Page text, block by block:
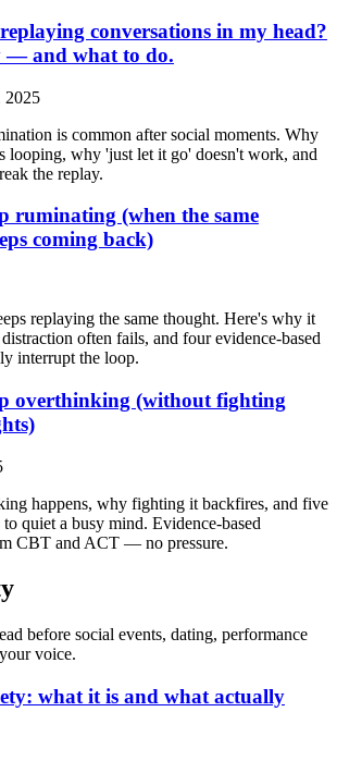
conversations in my head?
— and what to do.
2025
is common after social moments. Why
looping, why 'just let it go' doesn't work, and
the replay.
ruminating (when the same
coming back)
replaying the same thought. Here's why it
often fails, and four evidence-based
interrupt the loop.
overthinking (without fighting
happens, why fighting it backfires, and five
quiet a busy mind. Evidence-based
CBT and ACT — no pressure.
before social events, dating, performance
voice.
what it is and what actually